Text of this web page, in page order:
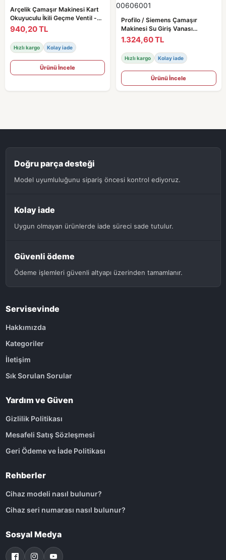
Arçelik Çamaşır Makinesi Kart
Okuyuculu İkili Geçme Ventil -
2841020100 Orjinal
940,20 TL
Hızlı kargo Kolay iade
Ürünü İncele
Profilo / Siemens Çamaşır
Makinesi Su Giriş Vanası
Okuyucu Sensörlü / Ventili -
00606001
1.324,60 TL
Hızlı kargo Kolay iade
Ürünü İncele
Doğru parça desteği
Model uyumluluğunu sipariş öncesi kontrol ediyoruz.
Kolay iade
Uygun olmayan ürünlerde iade süreci sade tutulur.
Güvenli ödeme
Ödeme işlemleri güvenli altyapı üzerinden tamamlanır.
Servisevinde
Hakkımızda
Kategoriler
İletişim
Sık Sorulan Sorular
Yardım ve Güven
Gizlilik Politikası
Mesafeli Satış Sözleşmesi
Geri Ödeme ve İade Politikası
Rehberler
Cihaz modeli nasıl bulunur?
Cihaz seri numarası nasıl bulunur?
Sosyal Medya